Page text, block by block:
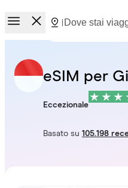
eSIM per
Eccezionale
Basato su105.198